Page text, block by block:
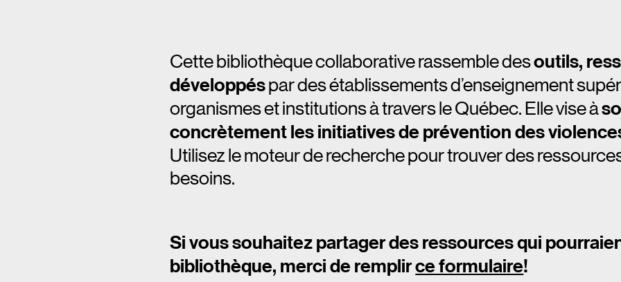
Cette bibliothèque collaborative rassemble desoutils,
développéspar des établissements d’enseignement
organismes et institutions à travers le Québec. Elle vise à
concrètement les initiatives de prévention des
Utilisez le moteur de recherche pour trouver des
besoins.
Si vous souhaitez partager des ressources qui
bibliothèque, merci de remplirce formulaire!